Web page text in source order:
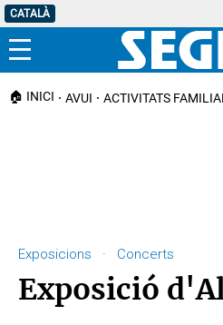
CATALÀ
Menú
🏠 INICI AVUI ACTIVITATS
Exposicions · Concerts
Exposició